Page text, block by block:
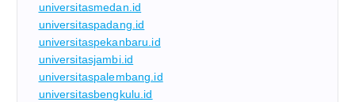
universitasmedan.id
universitaspadang.id
universitaspekanbaru.id
universitasjambi.id
universitaspalembang.id
universitasbengkulu.id